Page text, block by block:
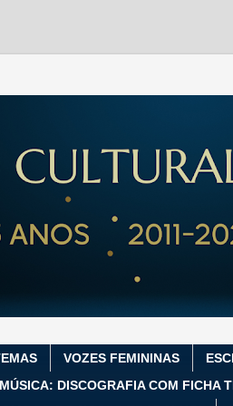
VOZES FEMININAS
MÚSICA: DISCOGRAFIA COM FICHA